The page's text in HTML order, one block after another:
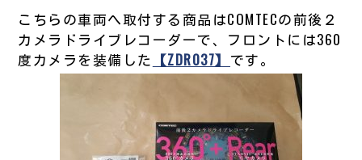
こちらの車両へ取付する商品はCOMTECの前後２
カメラドライブレコーダーで、フロントには360
度カメラを装備した 【ZDR037】 です。